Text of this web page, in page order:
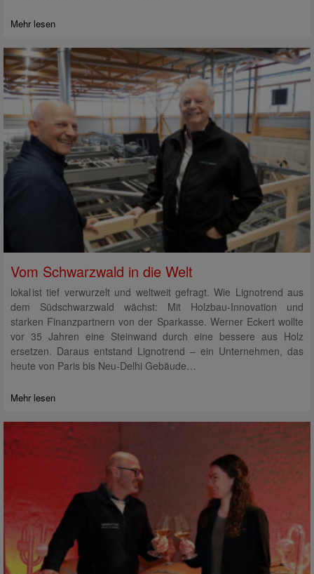
Mehr lesen
Vom Schwarzwald in die Welt
lokal ist tief verwurzelt und weltweit gefragt. Wie Lignotrend aus
dem Südschwarzwald wächst: Mit Holzbau-Innovation und
starken Finanzpartnern von der Sparkasse. Werner Eckert wollte
vor 35 Jahren eine Steinwand durch eine bessere aus Holz
ersetzen. Daraus entstand Lignotrend – ein Unternehmen, das
heute von Paris bis Neu-Delhi Gebäude…
Mehr lesen